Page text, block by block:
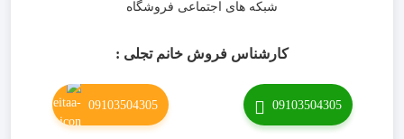
شبکه های اجتماعی فروشگاه
کارشناس فروش خانم تجلی :
09103504305
09103504305